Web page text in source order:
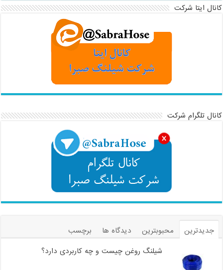
کانال ایتا شرکت
کانال تلگرام شرکت
جدیدترین محبوبترین دیدگاه ها
برچسب
شیلنگ روغن چیست و چه کاربردی دارد؟